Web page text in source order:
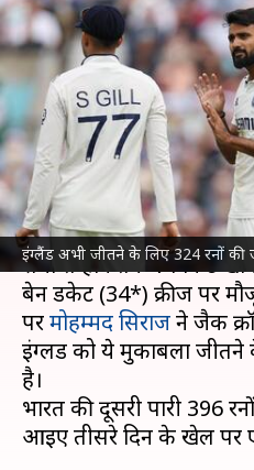
इंग्लैंड अभी जीतने के लिए 324 रनों की
ओवल टेस्ट: इंग्लैंड
अब 324 रनों की
तीसरा दिन
लेखन आदर्श कुमार Aug 02, 2025
क्या है खबर?
इंग्लैंड क्रिकेट टीमने ओवल
समाप्त होने तक 1 विकेट
बेन डकेट (34*) क्रीज पर
परमोहम्मद सिराजने जैक
इंग्लैंड को ये मुकाबला
है।
भारत की दूसरी पारी 396